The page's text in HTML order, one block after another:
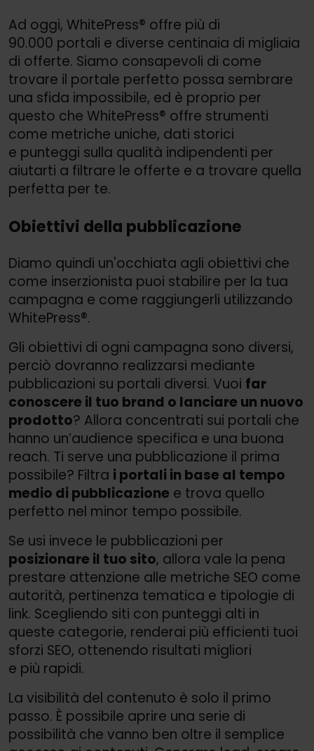
Ad oggi, WhitePress® offre più di
90.000 portali e diverse centinaia di migliaia
di offerte. Siamo consapevoli di come
trovare il portale perfetto possa sembrare
una sfida impossibile, ed è proprio per
questo che WhitePress® offre strumenti
come metriche uniche, dati storici
e punteggi sulla qualità indipendenti per
aiutarti a filtrare le offerte e a trovare quella
perfetta per te.
Obiettivi della pubblicazione
Diamo quindi un'occhiata agli obiettivi che
come inserzionista puoi stabilire per la tua
campagna e come raggiungerli utilizzando
WhitePress®.
Gli obiettivi di ogni campagna sono diversi,
perciò dovranno realizzarsi mediante
pubblicazioni su portali diversi. Vuoi far
conoscere il tuo brand o lanciare un nuovo
prodotto? Allora concentrati sui portali che
hanno un’audience specifica e una buona
reach. Ti serve una pubblicazione il prima
possibile? Filtra i portali in base al tempo
medio di pubblicazione e trova quello
perfetto nel minor tempo possibile.
Se usi invece le pubblicazioni per
posizionare il tuo sito, allora vale la pena
prestare attenzione alle metriche SEO come
autorità, pertinenza tematica e tipologie di
link. Scegliendo siti con punteggi alti in
queste categorie, renderai più efficienti tuoi
sforzi SEO, ottenendo risultati migliori
e più rapidi.
La visibilità del contenuto è solo il primo
passo. È possibile aprire una serie di
possibilità che vanno ben oltre il semplice